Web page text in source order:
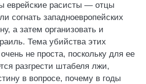
еврейские расисты — отцы
согнать западноевропейских
а затем организовать и
Тема убийства этих
не проста, поскольку для ее
разгрести штабеля лжи,
в вопросе, почему в годы